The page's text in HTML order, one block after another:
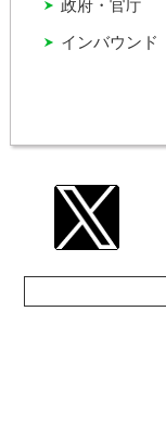
インバウンド
政府・官庁